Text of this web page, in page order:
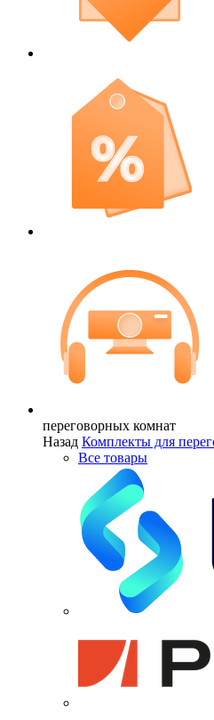
переговорных комнат
Назад Комплекты для
Все товары